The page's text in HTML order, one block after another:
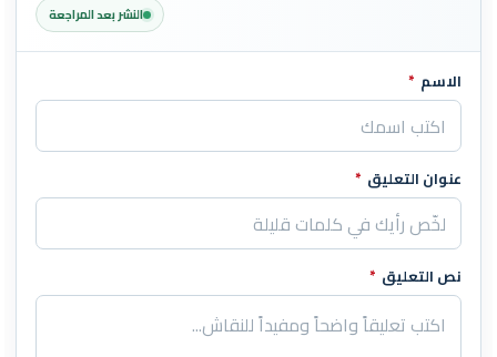
النشر بعد المراجعة
اترك هذا الحقل فارغاً
الاسم *
عنوان التعليق *
نص التعليق *